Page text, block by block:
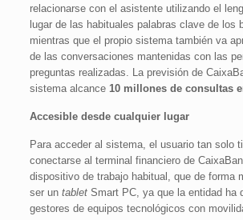
relacionarse con el asistente utilizando el
lugar de las habituales palabras clave de los
mientras que el propio sistema también va
de las conversaciones mantenidas con las
preguntas realizadas. La previsión de
sistema alcance10 millones de consultas
Accesible desde cualquier lugar
Para acceder al sistema, el usuario tan solo
conectarse al terminal financiero de
dispositivo de trabajo habitual, que de forma
ser untablet Smart PC, ya que la entidad ha
gestores de equipos tecnológicos con